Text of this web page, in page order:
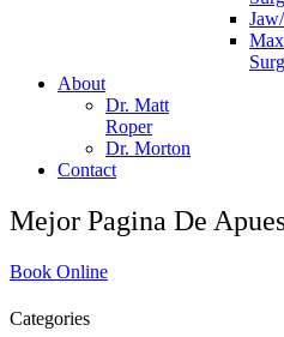
About
Dr. Matt
Roper
Dr. Morton
Contact
Mejor Pagina De
Book Online
Categories